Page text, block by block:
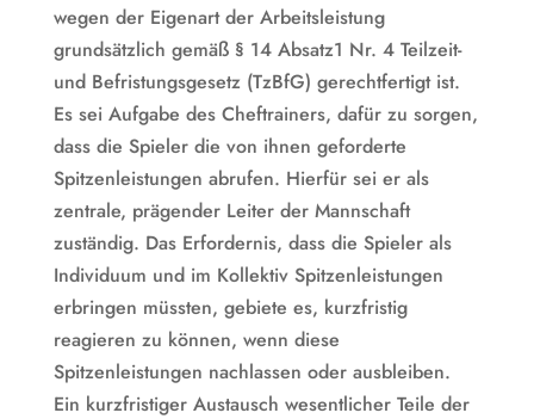
wegen der Eigenart der Arbeitsleistung
grundsätzlich gemäß § 14 Absatz1 Nr. 4 Teilzeit-
und Befristungsgesetz (TzBfG) gerechtfertigt ist.
Es sei Aufgabe des Cheftrainers, dafür zu sorgen,
dass die Spieler die von ihnen geforderte
Spitzenleistungen abrufen. Hierfür sei er als
zentrale, prägender Leiter der Mannschaft
zuständig. Das Erfordernis, dass die Spieler als
Individuum und im Kollektiv Spitzenleistungen
erbringen müssten, gebiete es, kurzfristig
reagieren zu können, wenn diese
Spitzenleistungen nachlassen oder ausbleiben.
Ein kurzfristiger Austausch wesentlicher Teile der